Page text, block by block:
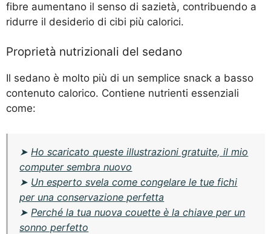
fibre aumentano il senso di sazietà, contribuendo a
ridurre il desiderio di cibi più calorici.
Proprietà nutrizionali del sedano
Il sedano è molto più di un semplice snack a basso
contenuto calorico. Contiene nutrienti essenziali
come:
➤ Ho scaricato queste illustrazioni gratuite, il mio
computer sembra nuovo
➤ Un esperto svela come congelare le tue fichi
per una conservazione perfetta
➤ Perché la tua nuova couette è la chiave per un
sonno perfetto